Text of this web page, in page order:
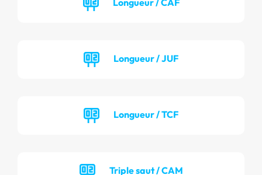
Longueur / JUF
Longueur / TCF
Triple saut / CAM